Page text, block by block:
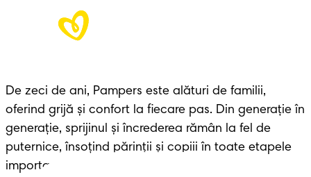
De zeci de ani, Pampers este alături de familii,
oferind grijă și confort la fiecare pas. Din generație în
generație, sprijinul și încrederea rămân la fel de
puternice, însoțind părinții și copiii în toate etapele
importante ale vieții.